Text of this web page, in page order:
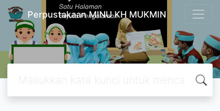
Perpustakaan MINU KH MUKMIN